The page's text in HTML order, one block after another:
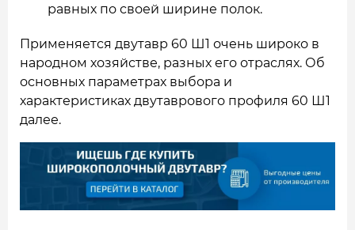
равных по своей ширине полок.
Применяется двутавр 60 Ш1 очень широко в
народном хозяйстве, разных его отраслях. Об
основных параметрах выбора и
характеристиках двутаврового профиля 60 Ш1
далее.